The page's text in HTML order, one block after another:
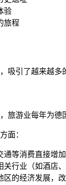
验
旅程
吸引了越来越
旅游业每年为
面：
等消费直接增加
行业（如酒店
的经济发展，